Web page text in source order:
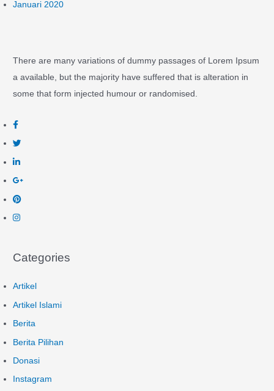
Januari 2020
There are many variations of dummy passages of Lorem Ipsum
a available, but the majority have suffered that is alteration in
some that form injected humour or randomised.
Categories
Artikel
Artikel Islami
Berita
Berita Pilihan
Donasi
Instagram